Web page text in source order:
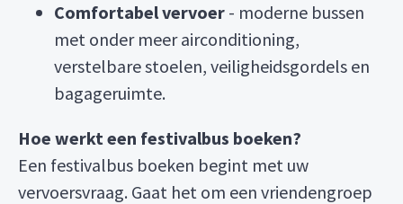
Comfortabel vervoer - moderne bussen
met onder meer airconditioning,
verstelbare stoelen, veiligheidsgordels en
bagageruimte.
Hoe werkt een festivalbus boeken?
Een festivalbus boeken begint met uw
vervoersvraag. Gaat het om een vriendengroep